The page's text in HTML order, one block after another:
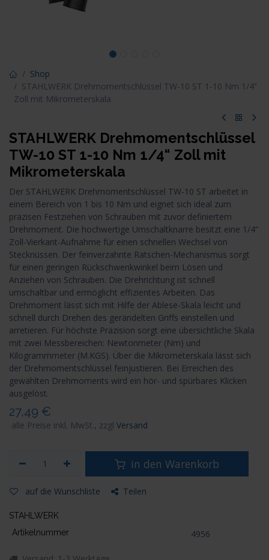
Shop
STAHLWERK Drehmomentschlüssel TW-10 ST 1-10 Nm 1/4“
Zoll mit Mikrometerskala
STAHLWERK Drehmomentschlüssel
TW-10 ST 1-10 Nm 1/4“ Zoll mit
Mikrometerskala
Der STAHLWERK Drehmomentschlüssel TW-10 ST arbeitet in
einem Bereich von 1 bis 10 Nm und eignet sich ideal zum
präzisen Festziehen von Schrauben mit zuvor definiertem
Drehmoment. Die hochwertige Umschaltknarre besitzt eine 1/4“
Zoll-Vierkant-Aufnahme für einen schnellen Wechsel von
Stecknüssen. Der feinverzahnte Ratschen-Mechanismus sorgt
für einen geringen Rückschwenkwinkel beim Lösen und
Anziehen von Schrauben. Die Drehrichtung ist schnell
umschaltbar und ermöglicht effizientes Arbeiten. Das
Drehmoment lässt sich mit Hilfe der Ablese-Skala leicht und
schnell durch Drehen des gerändelten Griffs einstellen und
arretieren. Für höchste Präzision sorgt eine übersichtliche Skala
mit zwei Messbereichen: Newtonmeter (Nm) und
Kilogrammmeter (M.KGS). Über die Mikrometerskala lässt sich
der Drehmomentschlüssel feinjustieren. Bei Erreichen des
gewählten Drehmoments wird ein hör- und spürbares Klicken
ausgelöst.
27,49 €
alle Preise inkl. MwSt., zzgl Versand
in den Warenkorb
auf die Wunschliste Teilen
STAHLWERK
Artikelnummer
4956